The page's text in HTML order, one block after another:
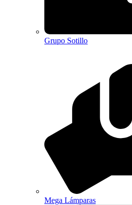
Grupo Sotillo
Mega Lámparas